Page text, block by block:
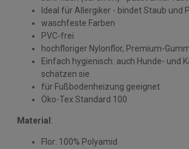
Ideal für Allergiker - bindet Staub und
waschfeste Farben
PVC-frei
hochfloriger Nylonflor, Premium-
Einfach hygienisch: auch Hunde- und
schätzen sie
für Fußbodenheizung geeignet
Öko-Tex Standard 100
Material :
Flor: 100% Polyamid